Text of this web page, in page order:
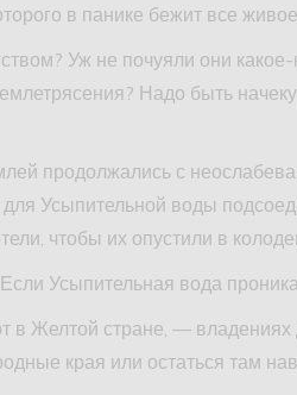
в панике бежит все живое,
Уж не почуяли они
Надо быть
продолжались с
Усыпительной воды
чтобы их опустили в
Усыпительная вода
в Желтой стране, —
края или остаться там